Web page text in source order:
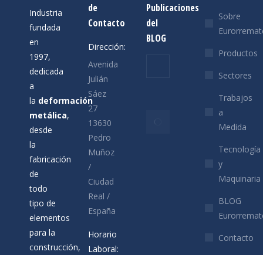
Industria
fundada
en
1997,
dedicada
a
la deformación
metálica,
desde
la
fabricación
de
todo
tipo de
elementos
para la
construcción,
de
Contacto
Dirección:
Avenida
Julián
Sáez
27
13630
Pedro
Muñoz
/
Ciudad
Real /
España
Horario
Laboral:
Publicaciones
del
BLOG
19/12/2025
6 ventajas de
aparcamientos
metálicos para
Sobre
Productos
Sectores
Trabajos
a
Medida
Tecnología
y
Maquinaria
BLOG
Contacto